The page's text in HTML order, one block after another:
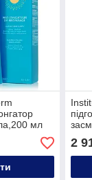
мл
UV
2